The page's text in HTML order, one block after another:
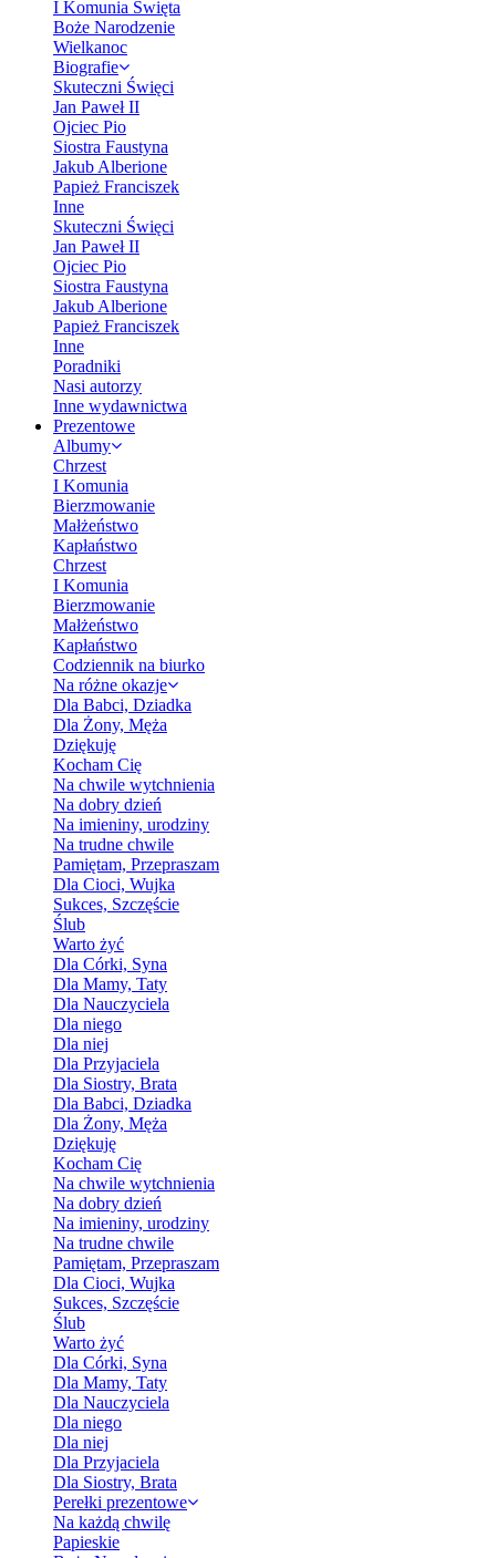
I Komunia Święta
Boże Narodzenie
Wielkanoc
Biografie
Skuteczni Święci
Jan Paweł II
Ojciec Pio
Siostra Faustyna
Jakub Alberione
Papież Franciszek
Inne
Skuteczni Święci
Jan Paweł II
Ojciec Pio
Siostra Faustyna
Jakub Alberione
Papież Franciszek
Inne
Poradniki
Nasi autorzy
Inne wydawnictwa
Prezentowe
Albumy
Chrzest
I Komunia
Bierzmowanie
Małżeństwo
Kapłaństwo
Chrzest
I Komunia
Bierzmowanie
Małżeństwo
Kapłaństwo
Codziennik na biurko
Na różne okazje
Dla Babci, Dziadka
Dla Żony, Męża
Dziękuję
Kocham Cię
Na chwile wytchnienia
Na dobry dzień
Na imieniny, urodziny
Na trudne chwile
Pamiętam, Przepraszam
Dla Cioci, Wujka
Sukces, Szczęście
Ślub
Warto żyć
Dla Córki, Syna
Dla Mamy, Taty
Dla Nauczyciela
Dla niego
Dla niej
Dla Przyjaciela
Dla Siostry, Brata
Dla Babci, Dziadka
Dla Żony, Męża
Dziękuję
Kocham Cię
Na chwile wytchnienia
Na dobry dzień
Na imieniny, urodziny
Na trudne chwile
Pamiętam, Przepraszam
Dla Cioci, Wujka
Sukces, Szczęście
Ślub
Warto żyć
Dla Córki, Syna
Dla Mamy, Taty
Dla Nauczyciela
Dla niego
Dla niej
Dla Przyjaciela
Dla Siostry, Brata
Perełki prezentowe
Na każdą chwilę
Papieskie